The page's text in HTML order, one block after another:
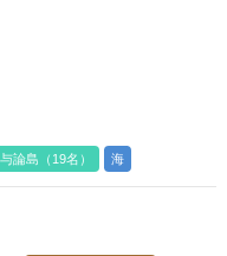
与論島（19名） 海